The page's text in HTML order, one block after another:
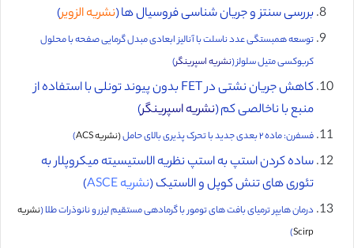
بررسی سنتز و جریان شناسی فروسیال ها (نشریه الزویر)
توسعه همبستگی عدد ناسلت با آنالیز ابعادی مبدل گرمایی صفحه با محلول
کربوکسی متیل سلولز (نشریه اسپرینگر)
کاهش جریان نشتی در FET بدون پیوند تونلی با استفاده از
منبع با ناخالصی کم (نشریه اسپرینگر)
فسفرن: ماده ۲ بعدی جدید با تحرک پذیری بالای حامل (نشریه ACS )
ساده کردن استپ به استپ نظریه الاستیسیته میکروپلار به
تئوری های تنش کوپل و الاستیک (نشریه ASCE )
درمان هایپر ترمیای بافت های تومور با گرمادهی مستقیم لیزر و نانوذرات طلا (نشریه
Scirp
)